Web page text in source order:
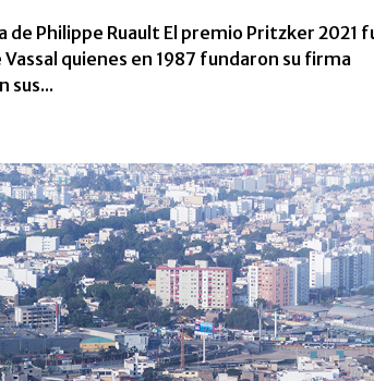
Philippe Ruault El premio Pritzker 2021
quienes en 1987 fundaron su firma
sus...